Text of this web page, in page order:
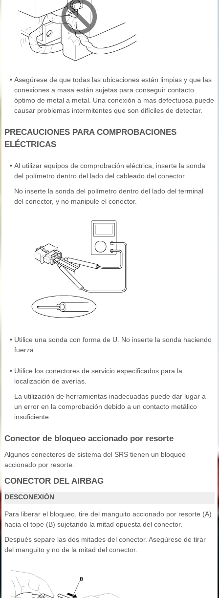
• Asegúrese de que todas las ubicaciones están limpias y que las
conexiones a masa están sujetas para conseguir contacto
óptimo de metal a metal. Una conexión a mas defectuosa puede
causar problemas intermitentes que son difíciles de detectar.
PRECAUCIONES PARA COMPROBACIONES
ELÉCTRICAS
• Al utilizar equipos de comprobación eléctrica, inserte la sonda
del polímetro dentro del lado del cableado del conector.
No inserte la sonda del polímetro dentro del lado del terminal
del conector, y no manipule el conector.
• Utilice una sonda con forma de U. No inserte la sonda haciendo
fuerza.
• Utilice los conectores de servicio especificados para la
localización de averías.
La utilización de herramientas inadecuadas puede dar lugar a
un error en la comprobación debido a un contacto metálico
insuficiente.
Conector de bloqueo accionado por resorte
Algunos conectores de sistema del SRS tienen un bloqueo
accionado por resorte.
CONECTOR DEL AIRBAG
DESCONEXIÓN
Para liberar el bloqueo, tire del manguito accionado por resorte (A)
hacia el tope (B) sujetando la mitad opuesta del conector.
Después separe las dos mitades del conector. Asegúrese de tirar
del manguito y no de la mitad del conector.